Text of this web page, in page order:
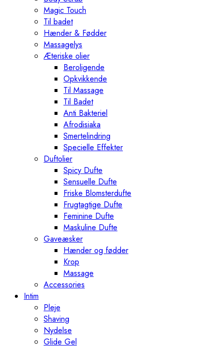
Magic Touch
Til badet
Hænder & Fødder
Massagelys
Æteriske olier
Beroligende
Opkvikkende
Til Massage
Til Badet
Anti Bakteriel
Afrodisiaka
Smertelindring
Specielle Effekter
Duftolier
Spicy Dufte
Sensuelle Dufte
Friske Blomsterdufte
Frugtagtige Dufte
Feminine Dufte
Maskuline Dufte
Gaveæsker
Hænder og fødder
Krop
Massage
Accessories
Intim
Pleje
Shaving
Nydelse
Glide Gel